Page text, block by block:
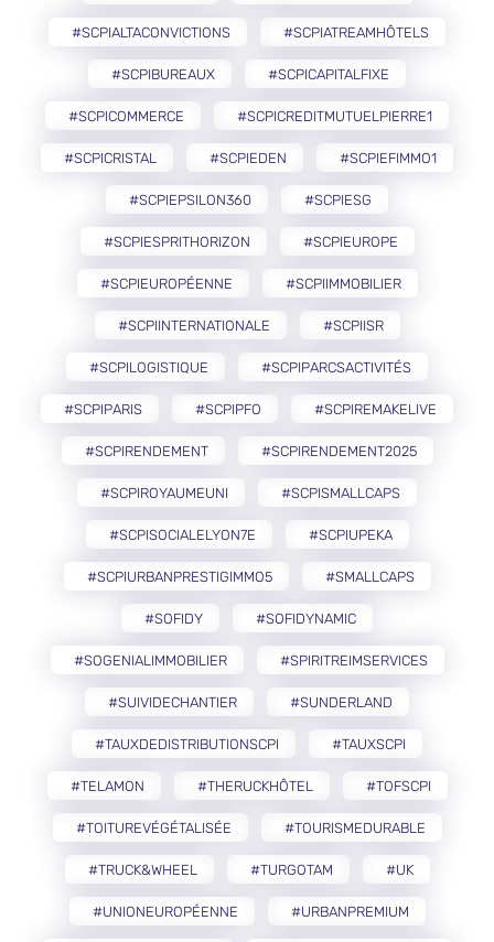
#SCPIALTACONVICTIONS #SCPIATREAMHÔTELS
#SCPIBUREAUX #SCPICAPITALFIXE
#SCPICOMMERCE #SCPICREDITMUTUELPIERRE1
#SCPICRISTAL #SCPIEDEN #SCPIEFIMMO1
#SCPIEPSILON360 #SCPIESG
#SCPIESPRITHORIZON #SCPIEUROPE
#SCPIEUROPÉENNE #SCPIIMMOBILIER
#SCPIINTERNATIONALE #SCPIISR
#SCPILOGISTIQUE #SCPIPARCSACTIVITÉS
#SCPIPARIS #SCPIPFO #SCPIREMAKELIVE
#SCPIRENDEMENT #SCPIRENDEMENT2025
#SCPIROYAUMEUNI #SCPISMALLCAPS
#SCPISOCIALELYON7E #SCPIUPEKA
#SCPIURBANPRESTIGIMMO5 #SMALLCAPS
#SOFIDY #SOFIDYNAMIC
#SOGENIALIMMOBILIER #SPIRITREIMSERVICES
#SUIVIDECHANTIER #SUNDERLAND
#TAUXDEDISTRIBUTIONSCPI #TAUXSCPI
#TELAMON #THERUCKHÔTEL #TOFSCPI
#TOITUREVÉGÉTALISÉE #TOURISMEDURABLE
#TRUCK&WHEEL #TURGOTAM #UK
#UNIONEUROPÉENNE #URBANPREMIUM